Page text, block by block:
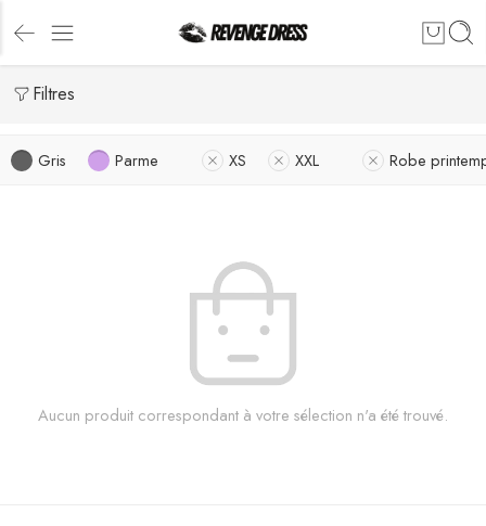
Filtres
Gris Parme XS XXL Robe
Aucun produit correspondant à votre sélection n'a été trouvé.